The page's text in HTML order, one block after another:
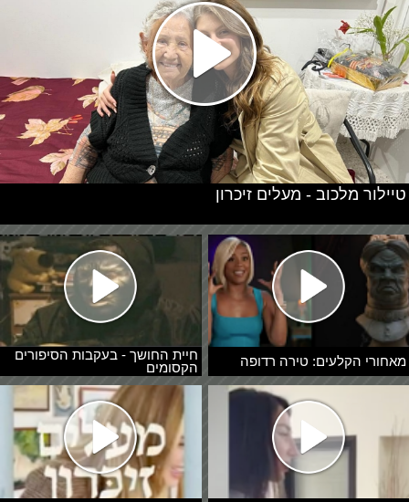
מאחורי הקלעים: טירה רדופה
חיית החושך - בעקבות הסיפורים
הקסומים
טיילור מלכוב - מעלים זיכרון